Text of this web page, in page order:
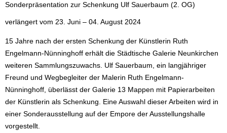
Sonderpräsentation zur Schenkung Ulf Sauerbaum (2. OG)
verlängert vom 23. Juni – 04. August 2024
15 Jahre nach der ersten Schenkung der Künstlerin Ruth
Engelmann-Nünninghoff erhält die Städtische Galerie Neunkirchen
weiteren Sammlungszuwachs. Ulf Sauerbaum, ein langjähriger
Freund und Wegbegleiter der Malerin Ruth Engelmann-
Nünninghoff, überlässt der Galerie 13 Mappen mit Papierarbeiten
der Künstlerin als Schenkung. Eine Auswahl dieser Arbeiten wird in
einer Sonderausstellung auf der Empore der Ausstellungshalle
vorgestellt.